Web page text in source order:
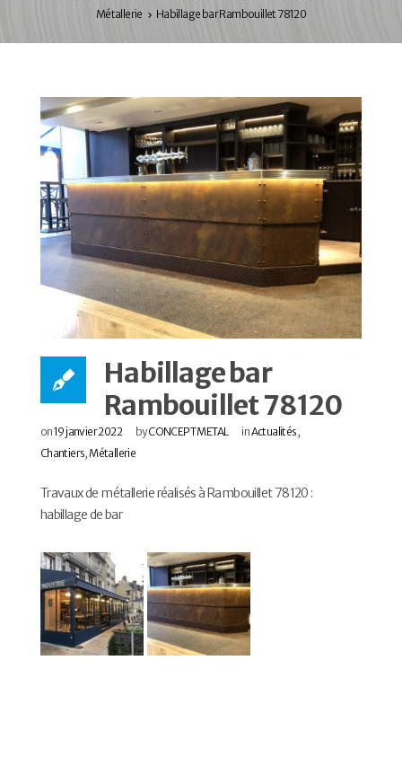
Métallerie
Habillage bar Rambouillet 78120
Habillage bar
Rambouillet 78120
on19 janvier 2022 byCONCEPT METAL inActualités,
Chantiers, Métallerie
Travaux de métallerie réalisés à Rambouillet 78120 :
habillage de bar